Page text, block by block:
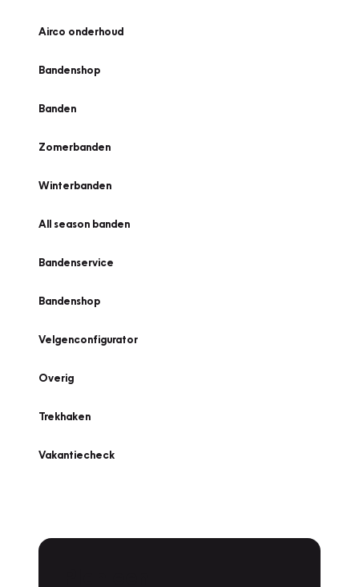
Airco onderhoud
Bandenshop
Banden
Zomerbanden
Winterbanden
All season banden
Bandenservice
Bandenshop
Velgenconfigurator
Overig
Trekhaken
Vakantiecheck